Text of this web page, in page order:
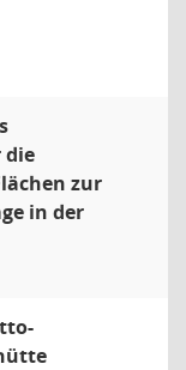
die
zur
in der